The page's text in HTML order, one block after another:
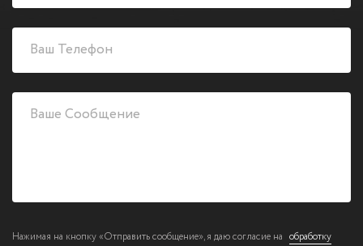
Нажимая на кнопку «Отправить сообщение», я даю согласие на обработку